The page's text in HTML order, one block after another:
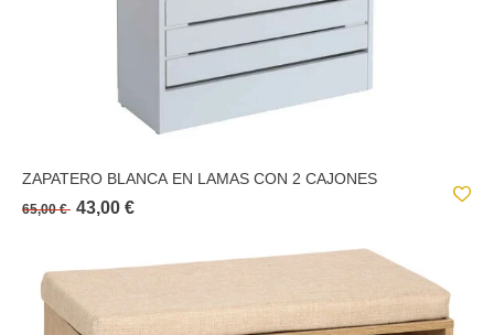
ZAPATERO BLANCA EN LAMAS CON 2 CAJONES
65,00 € 43,00 €